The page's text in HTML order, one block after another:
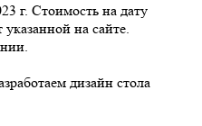
г. Стоимость на дату
на сайте.
дизайн стола